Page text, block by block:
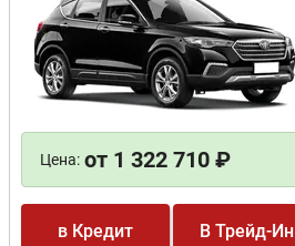
Цена: от 1 322 710 ₽
в Кредит В Трейд-Ин